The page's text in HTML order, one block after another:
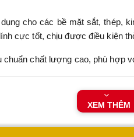
cho các bề mặt sắt, thép,
cực tốt, chịu được điều kiện
chất lượng cao, phù hợp
sơn thông thường dễ bong tróc
XEM THÊM